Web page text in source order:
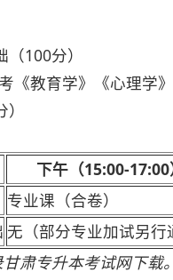
100分）
《教育学》《心理学
下午（15:00-17:00
专业课（合卷）
无（部分专业加试另行
肃专升本考试网下载。